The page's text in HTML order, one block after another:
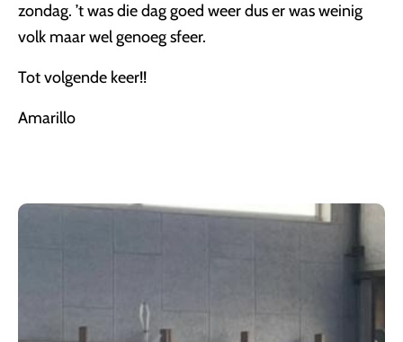
zondag. ’t was die dag goed weer dus er was weinig
volk maar wel genoeg sfeer.
Tot volgende keer!!
Amarillo